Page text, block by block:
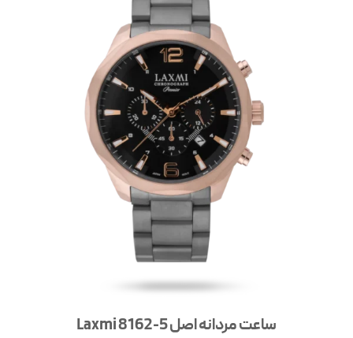
ساعت مردانه اصل Laxmi 8162-5